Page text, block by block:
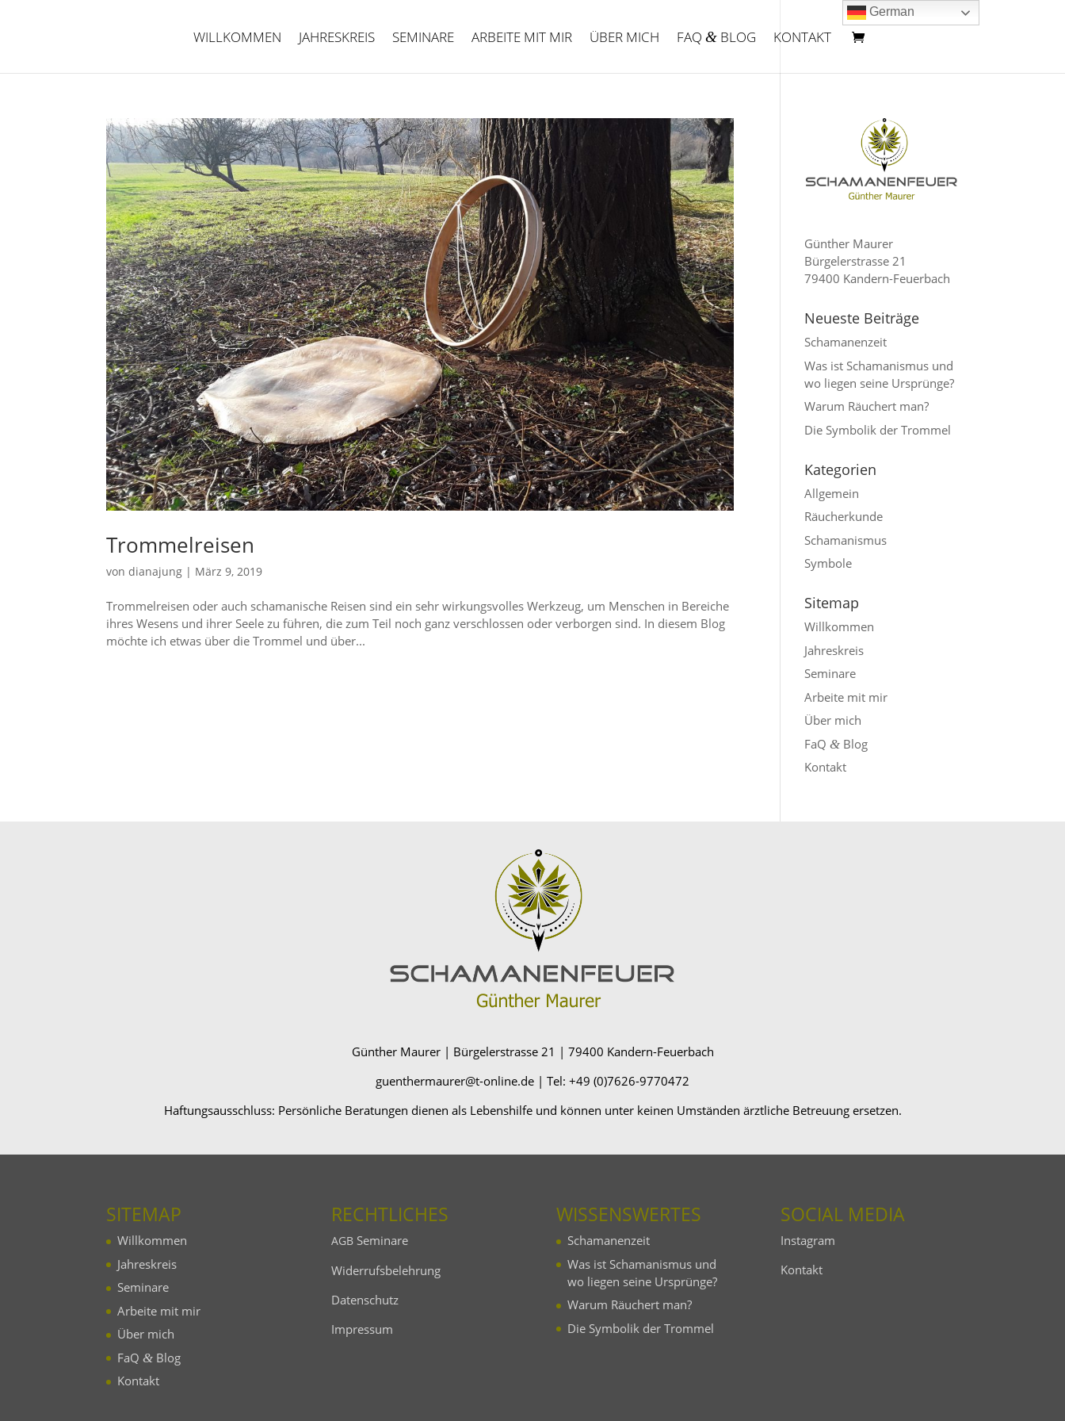
WILLKOMMEN JAHRES­KREIS SEMINARE ARBEITE MIT MIR ÜBER MICH FAQ &BLOG KONTAKT
Trommel­reisen
vondianajung | März 9, 2019
Trommel­reisen oder auch schaman­ische Reisen sind ein sehr wirkungs­volles Werkzeug, um Menschen in Bereiche
ihres Wesens und ihrer Seele zu führen, die zum Teil noch ganz verschlossen oder verborgen sind. In diesem Blog
möchte ich etwas über die Trommel und über...
Günther Maurer
Bürgel­er­strasse 21
79400 Kandern-Feuerbach
Neueste Beiträge
Schama­nenzeit
Was ist Schama­nismus und
wo liegen seine Ursprünge?
Warum Räuchert man?
Die Symbolik der Trommel
Katego­rien
Allgemein
Räucherkunde
Schamanismus
Symbole
Sitemap
Willkommen
Jahres­kreis
Seminare
Arbeite mit mir
Über mich
FaQ& Blog
Kontakt
Günther Maurer | Bürgelerstrasse 21 | 79400 Kandern-Feuerbach
guenthermaurer@t-online.de | Tel: +49 (0)7626-9770472
Haftungsausschluss: Persönliche Beratungen dienen als Lebenshilfe und können unter keinen Umständen ärztliche Betreuung ersetzen.
SITEMAP
Willkommen
Jahres­kreis
Seminare
Arbeite mit mir
Über mich
FaQ& Blog
Kontakt
RECHT­LI­CHES
AGBSeminare
Wider­rufs­be­leh­rung
Daten­schutz
Impressum
WISSENS­WERTES
Schama­nenzeit
Was ist Schama­nismus und
wo liegen seine Ursprünge?
Warum Räuchert man?
Die Symbolik der Trommel
SOCIAL MEDIA
Insta­gram
Kontakt
German